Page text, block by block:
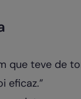
que teve de
eficaz.”